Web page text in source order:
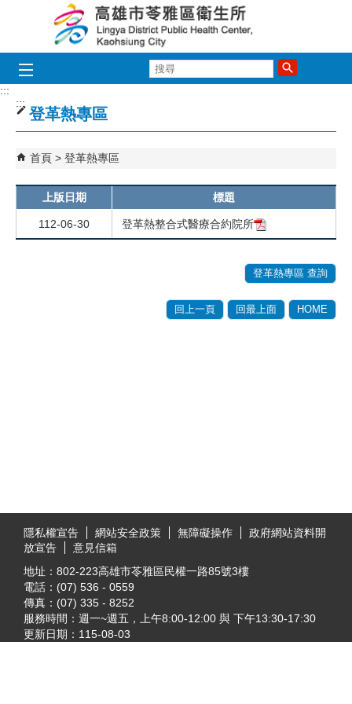
跳到主要內容區塊
尋
:::
:::
登革熱專區
首頁 登革熱專區
上版日期 標題
112-06-30 登革熱整合式醫療合約院所
登革熱專區 查詢
回上一頁 回最上面 HOME
隱私權宣告
網站安全政策 無障礙操作
政府網站資料開
放宣告
意見信箱
地址：802-223高雄市苓雅區民權一路85號3樓
電話：(07) 536 - 0559
傳真：(07) 335 - 8252
服務時間：週一~週五，上午8:00-12:00 與 下午13:30-17:30
更新日期： 115-08-03